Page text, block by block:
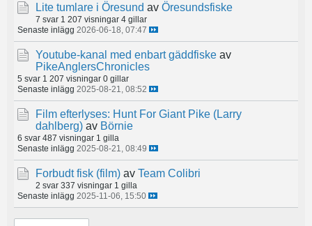
Lite tumlare i Öresund av Öresundsfiske
7 svar 1 207 visningar 4 gillar
Senaste inlägg 2026-06-18, 07:47
Youtube-kanal med enbart gäddfiske av
PikeAnglersChronicles
5 svar 1 207 visningar 0 gillar
Senaste inlägg 2025-08-21, 08:52
Film efterlyses: Hunt For Giant Pike (Larry
dahlberg) av Börnie
6 svar 487 visningar 1 gilla
Senaste inlägg 2025-08-21, 08:49
Forbudt fisk (film) av Team Colibri
2 svar 337 visningar 1 gilla
Senaste inlägg 2025-11-06, 15:50